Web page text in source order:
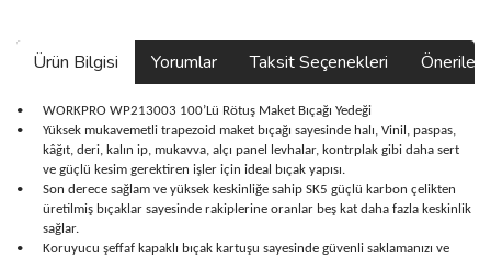
Ürün Bilgisi Yorumlar Taksit Seçenekleri
•
WORKPRO WP213003 100’Lü Rötuş Maket Bıçağı Yedeği
•
Yüksek mukavemetli trapezoid maket bıçağı sayesinde halı, Vinil, paspas,
kâğıt, deri, kalın ip, mukavva, alçı panel levhalar, kontrplak gibi daha sert
ve güçlü kesim gerektiren işler için ideal bıçak yapısı.
•
Son derece sağlam ve yüksek keskinliğe sahip SK5 güçlü karbon çelikten
üretilmiş bıçaklar sayesinde rakiplerine oranlar beş kat daha fazla keskinlik
sağlar.
•
Koruyucu şeffaf kapaklı bıçak kartuşu sayesinde güvenli saklamanızı ve